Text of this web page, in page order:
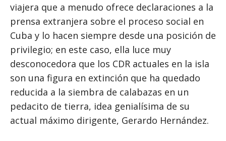
viajera que a menudo ofrece declaraciones a la
prensa extranjera sobre el proceso social en
Cuba y lo hacen siempre desde una posición de
privilegio; en este caso, ella luce muy
desconocedora que los CDR actuales en la isla
son una figura en extinción que ha quedado
reducida a la siembra de calabazas en un
pedacito de tierra, idea genialísima de su
actual máximo dirigente, Gerardo Hernández.